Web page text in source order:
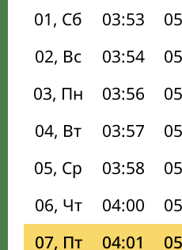
01, Сб 03:53
02, Вс
03:54
03, Пн
03:56
04, Вт
03:57
05, Ср
03:58
06, Чт
04:00
07, Пт
04:01